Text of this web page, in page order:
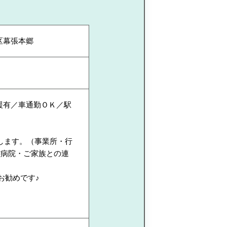
幕張本郷
有／車通勤ＯＫ／駅
ます。（事業所・行
院・ご家族との連
勧めです♪